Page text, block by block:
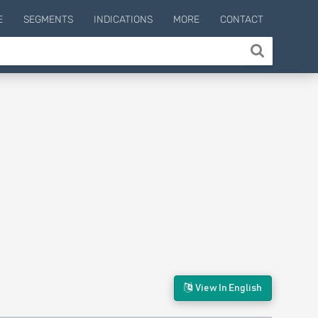
SEGMENTS INDICATIONS MORE CONTACT
View In English